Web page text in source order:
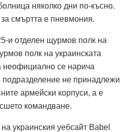
няколко дни по-късно.
смъртта е пневмония.
и отделен щурмов полк на
полк на украинската
неофициално се нарича
подразделение не принадлежи
армейски корпуси, а е
командване.
украинския уебсайт Babel